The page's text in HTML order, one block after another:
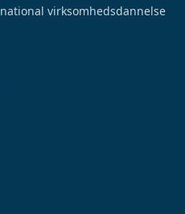
virksomhedsdannelse